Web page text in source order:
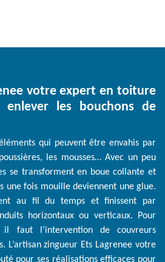
votre expert en toiture
les bouchons de
qui peuvent être envahis par
les mousses… Avec un peu
se transforment en boue collante et
une fois mouille deviennent une glue.
au fil du temps et finissent par
horizontaux ou verticaux. Pour
il faut l’intervention de couvreurs
L’artisan zingueur Ets Lagrenee votre
pour ses réalisations efficaces pour